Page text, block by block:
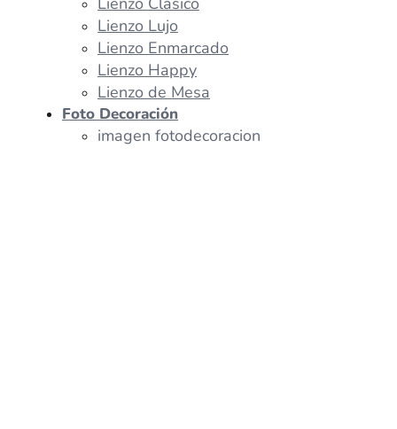
Lienzo Lujo
Lienzo Enmarcado
Lienzo Happy
Lienzo de Mesa
Foto Decoración
imagen fotodecoracion